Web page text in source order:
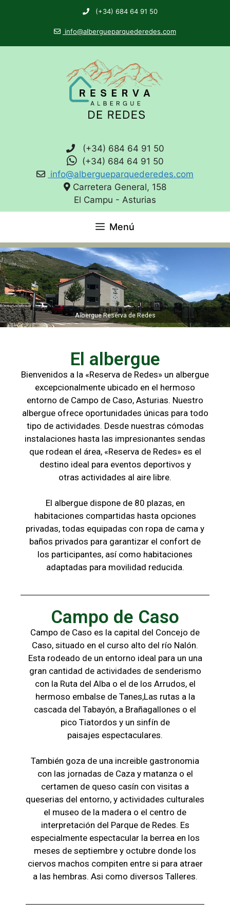
(+34) 684 64 91 50
info@albergueparquederedes.com
(+34) 684 64 91 50
(+34) 684 64 91 50
info@albergueparquederedes.com
Carretera General, 158
El Campu - Asturias
Menú
Albergue Reserva de Redes
El albergue
Bienvenidos a la «Reserva de Redes» un albergue
excepcionalmente ubicado en el hermoso
entorno de Campo de Caso, Asturias. Nuestro
albergue ofrece oportunidades únicas para todo
tipo de actividades. Desde nuestras cómodas
instalaciones hasta las impresionantes sendas
que rodean el área, «Reserva de Redes» es el
destino ideal para eventos deportivos y
otras actividades al aire libre.
El albergue dispone de 80 plazas, en
habitaciones compartidas hasta opciones
privadas, todas equipadas con ropa de cama y
baños privados para garantizar el confort de
los participantes, así como habitaciones
adaptadas para movilidad reducida.
Campo de Caso
Campo de Caso es la capital del Concejo de
Caso, situado en el curso alto del río Nalón.
Esta rodeado de un entorno ideal para un una
gran cantidad de actividades de senderismo
con la Ruta del Alba o el de los Arrudos, el
hermoso embalse de Tanes,Las rutas a la
cascada del Tabayón, a Brañagallones o el
pico Tiatordos y un sinfín de
paisajes espectaculares.
También goza de una increible gastronomia
con las jornadas de Caza y matanza o el
certamen de queso casín con visitas a
queserias del entorno, y actividades culturales
el museo de la madera o el centro de
interpretación del Parque de Redes. Es
especialmente espectacular la berrea en los
meses de septiembre y octubre donde los
ciervos machos compiten entre si para atraer
a las hembras. Asi como diversos Talleres.